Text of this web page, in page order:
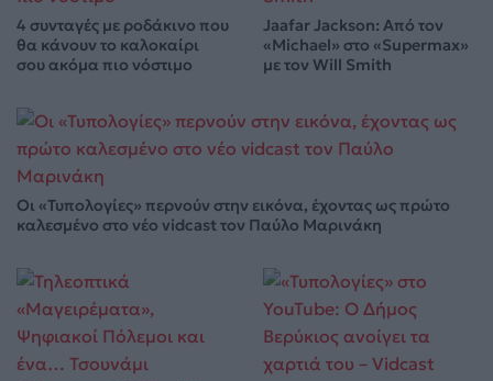
4 συνταγές με ροδάκινο που
θα κάνουν το καλοκαίρι
σου ακόμα πιο νόστιμο
Jaafar Jackson: Από τον
«Michael» στο «Supermax»
με τον Will Smith
Οι «Τυπολογίες» περνούν στην εικόνα, έχοντας ως πρώτο
καλεσμένο στο νέο vidcast τον Παύλο Μαρινάκη